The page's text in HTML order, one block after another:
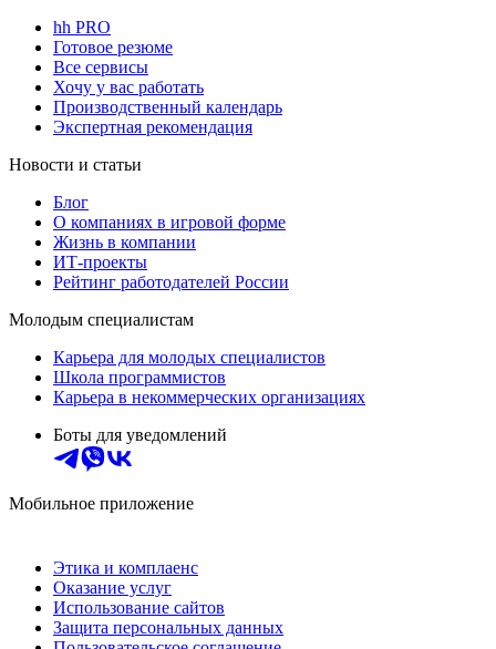
hh PRO
Готовое резюме
Все сервисы
Хочу у вас работать
Производственный календарь
Экспертная рекомендация
Новости и статьи
Блог
О компаниях в игровой форме
Жизнь в компании
ИТ-проекты
Рейтинг работодателей России
Молодым специалистам
Карьера для молодых специалистов
Школа программистов
Карьера в некоммерческих организациях
Боты для уведомлений
Мобильное приложение
Этика и комплаенс
Оказание услуг
Использование сайтов
Защита персональных данных